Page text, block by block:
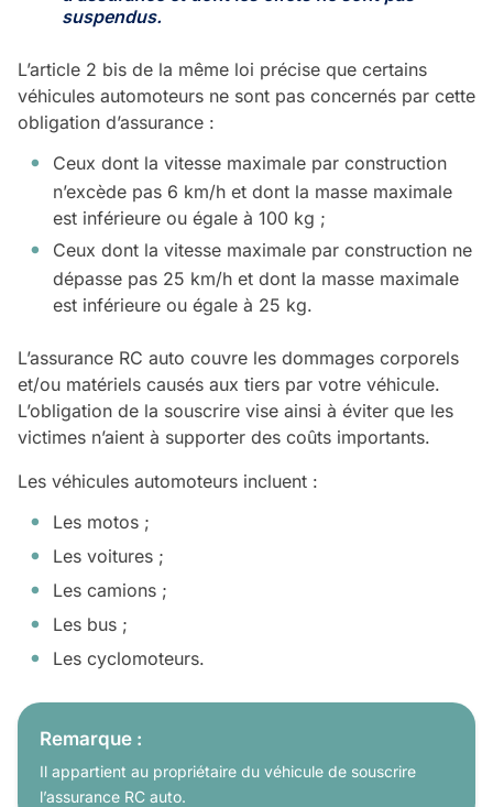
suspendus.
L’article 2 bis de la même loi précise que certains
véhicules automoteurs ne sont pas concernés par cette
obligation d’assurance :
Ceux dont la vitesse maximale par construction
n’excède pas 6 km/h et dont la masse maximale
est inférieure ou égale à 100 kg ;
Ceux dont la vitesse maximale par construction ne
dépasse pas 25 km/h et dont la masse maximale
est inférieure ou égale à 25 kg.
L’assurance RC auto couvre les dommages corporels
et/ou matériels causés aux tiers par votre véhicule.
L’obligation de la souscrire vise ainsi à éviter que les
victimes n’aient à supporter des coûts importants.
Les véhicules automoteurs incluent :
Les motos ;
Les voitures ;
Les camions ;
Les bus ;
Les cyclomoteurs.
Remarque :
Il appartient au propriétaire du véhicule de souscrire
l’assurance RC auto.